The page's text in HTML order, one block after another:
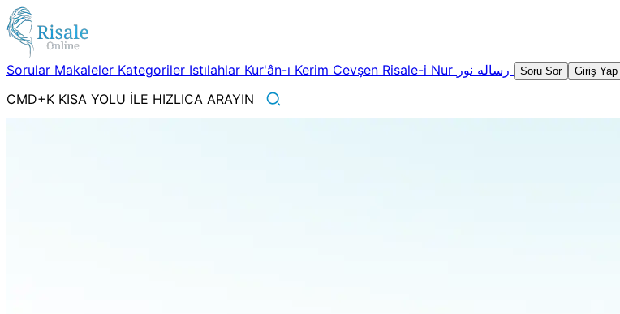
Sorular Makaleler Kategoriler Istılahlar Kur'ân-ı Kerim Cevşen Risale-i Nur Soru Sor Giriş Yap
CMD+K KISA YOLU İLE HIZLICA ARAYIN